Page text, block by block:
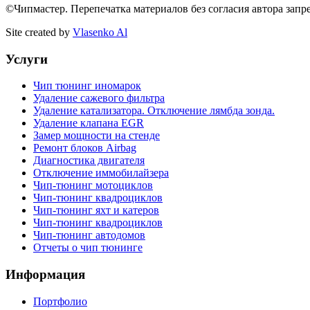
©Чипмастер. Перепечатка материалов без согласия автора
Site created by Vlasenko Al
Услуги
Чип тюнинг иномарок
Удаление сажевого фильтра
Удаление катализатора. Отключение лямбда зонда.
Удаление клапана EGR
Замер мощности на стенде
Ремонт блоков Airbag
Диагностика двигателя
Отключение иммобилайзера
Чип-тюнинг мотоциклов
Чип-тюнинг квадроциклов
Чип-тюнинг яхт и катеров
Чип-тюнинг квадроциклов
Чип-тюнинг автодомов
Отчеты о чип тюнинге
Информация
Портфолио